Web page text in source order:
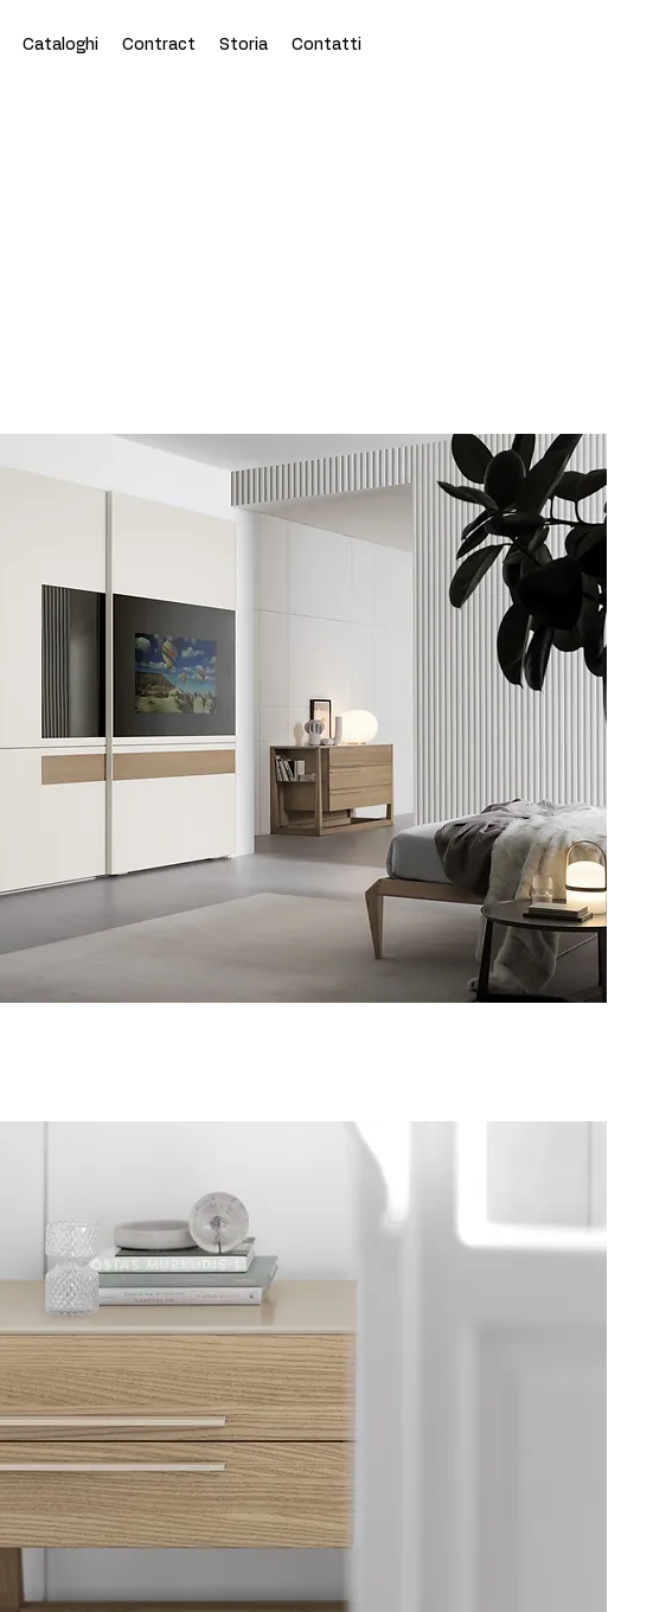
Cataloghi Contract Storia Contatti